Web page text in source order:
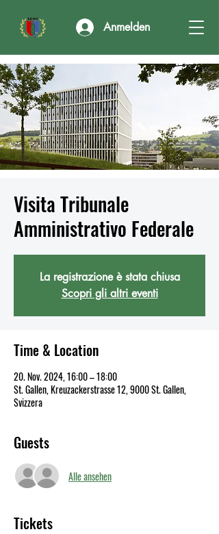
Anmelden
Visita Tribunale
Amministrativo Federale
La registrazione è stata chiusa
Scopri gli altri eventi
Time & Location
20. Nov. 2024, 16:00 – 18:00
St. Gallen, Kreuzackerstrasse 12, 9000 St. Gallen,
Svizzera
Guests
Alle ansehen
Tickets